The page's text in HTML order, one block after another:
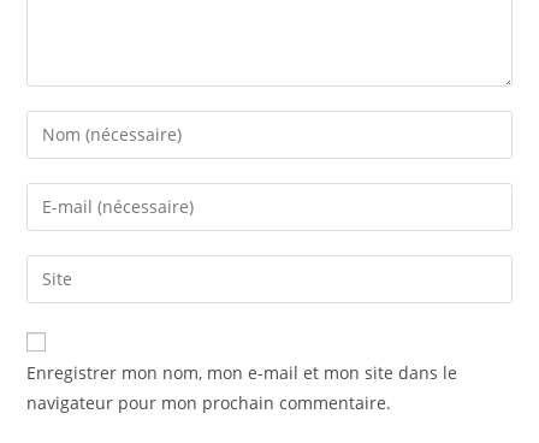
Enter
your
name
comment
Enter
your
email
address
comment
Enter
your
website
URL
(optional)
Enregistrer mon nom, mon e-mail et mon site dans le
navigateur pour mon prochain commentaire.